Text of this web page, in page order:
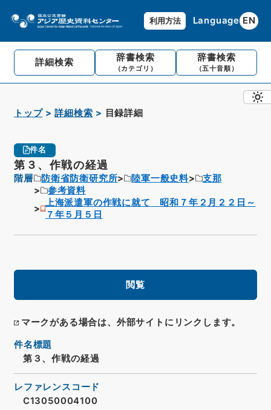
利用方法 Language EN
詳細検索 辞書検索
（カテゴリ）
辞書検索
（五十音順）
トップ 詳細検索 目録詳細
件名
第３、作戦の経過
階層 防衛省防衛研究所 陸軍一般史料
支那
参考資料
上海派遣軍の作戦に就て 昭和７年２月２２日～
７年５月５日
閲覧
マークがある場合は、外部サイトにリンクします。
件名標題
第３、作戦の経過
レファレンスコード
C13050004100